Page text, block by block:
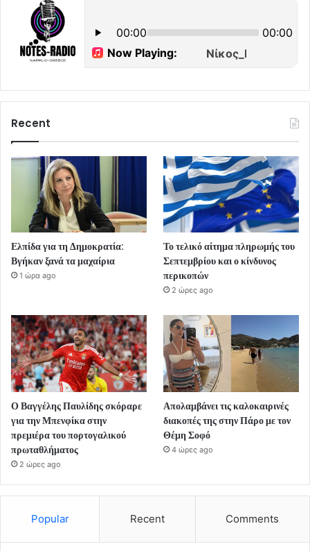
Recent
Ελπίδα για τη Δημοκρατία:
Βγήκαν ξανά τα μαχαίρια
1 ώρα ago
Το τελικό αίτημα πληρωμής του
Σεπτεμβρίου και ο κίνδυνος
περικοπών
2 ώρες ago
Ο Βαγγέλης Παυλίδης σκόραρε
για την Μπενφίκα στην
πρεμιέρα του πορτογαλικού
πρωταθλήματος
2 ώρες ago
Απολαμβάνει τις καλοκαιρινές
διακοπές της στην Πάρο με τον
Θέμη Σοφό
4 ώρες ago
Popular Recent Comments